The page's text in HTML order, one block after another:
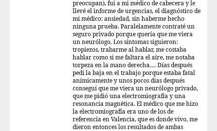
preocupan), fui a mi médico de cabecera y le
llevé el informe de urgencias, el diagnóstico de
mi médico: ansiedad, sin haberme hecho
ninguna prueba. Paralelamente contraté un
seguro privado porque quería que me viera
un neurólogo. Los síntomas siguieron:
tropiezos, trabarme al hablar, me costaba
hablar como si me faltara el aire, me notaba
torpeza en la mano derecha…. Días después
pedí la baja en el trabajo porque estaba fatal
anímicamente y unos pocos días después
conseguí que me viera un neurólogo privado,
que me pidió una electromiografía y una
resonancia magnética. El médico que me hizo
la electromiografía era uno de los de
referencia en Valencia, que es donde vivo, me
dieron entonces los resultados de ambas